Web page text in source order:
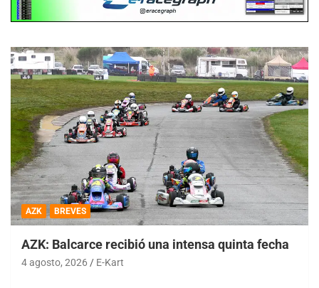
AZK BREVES
AZK: Balcarce recibió una intensa quinta fecha
4 agosto, 2026 E-Kart